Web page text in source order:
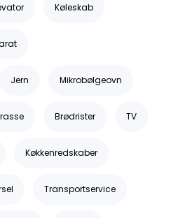
Køleskab
Jern Mikrobølgeovn
Brødrister TV
Køkkenredskaber
Transportservice